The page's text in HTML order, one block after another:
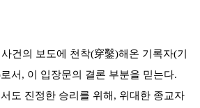
건의 보도에 천착(穿鑿)해온 기록자(기
서, 이 입장문의 결론 부분을 믿는다.
도 진정한 승리를 위해, 위대한 종교자